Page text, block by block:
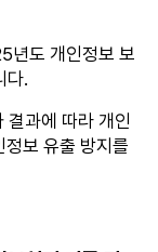
년도 개인정보 보
다.
과에 따라 개인
정보 유출 방지를